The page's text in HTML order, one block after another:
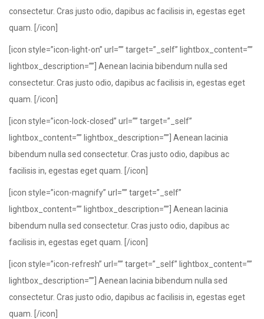
consectetur. Cras justo odio, dapibus ac facilisis in, egestas eget
quam. [/icon]
[icon style=”icon-light-on” url=”” target=”_self” lightbox_content=””
lightbox_description=””] Aenean lacinia bibendum nulla sed
consectetur. Cras justo odio, dapibus ac facilisis in, egestas eget
quam. [/icon]
[icon style=”icon-lock-closed” url=”” target=”_self”
lightbox_content=”” lightbox_description=””] Aenean lacinia
bibendum nulla sed consectetur. Cras justo odio, dapibus ac
facilisis in, egestas eget quam. [/icon]
[icon style=”icon-magnify” url=”” target=”_self”
lightbox_content=”” lightbox_description=””] Aenean lacinia
bibendum nulla sed consectetur. Cras justo odio, dapibus ac
facilisis in, egestas eget quam. [/icon]
[icon style=”icon-refresh” url=”” target=”_self” lightbox_content=””
lightbox_description=””] Aenean lacinia bibendum nulla sed
consectetur. Cras justo odio, dapibus ac facilisis in, egestas eget
quam. [/icon]